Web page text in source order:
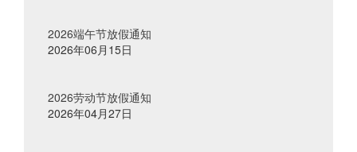
2026端午节放假通知
2026年06月15日
2026劳动节放假通知
2026年04月27日